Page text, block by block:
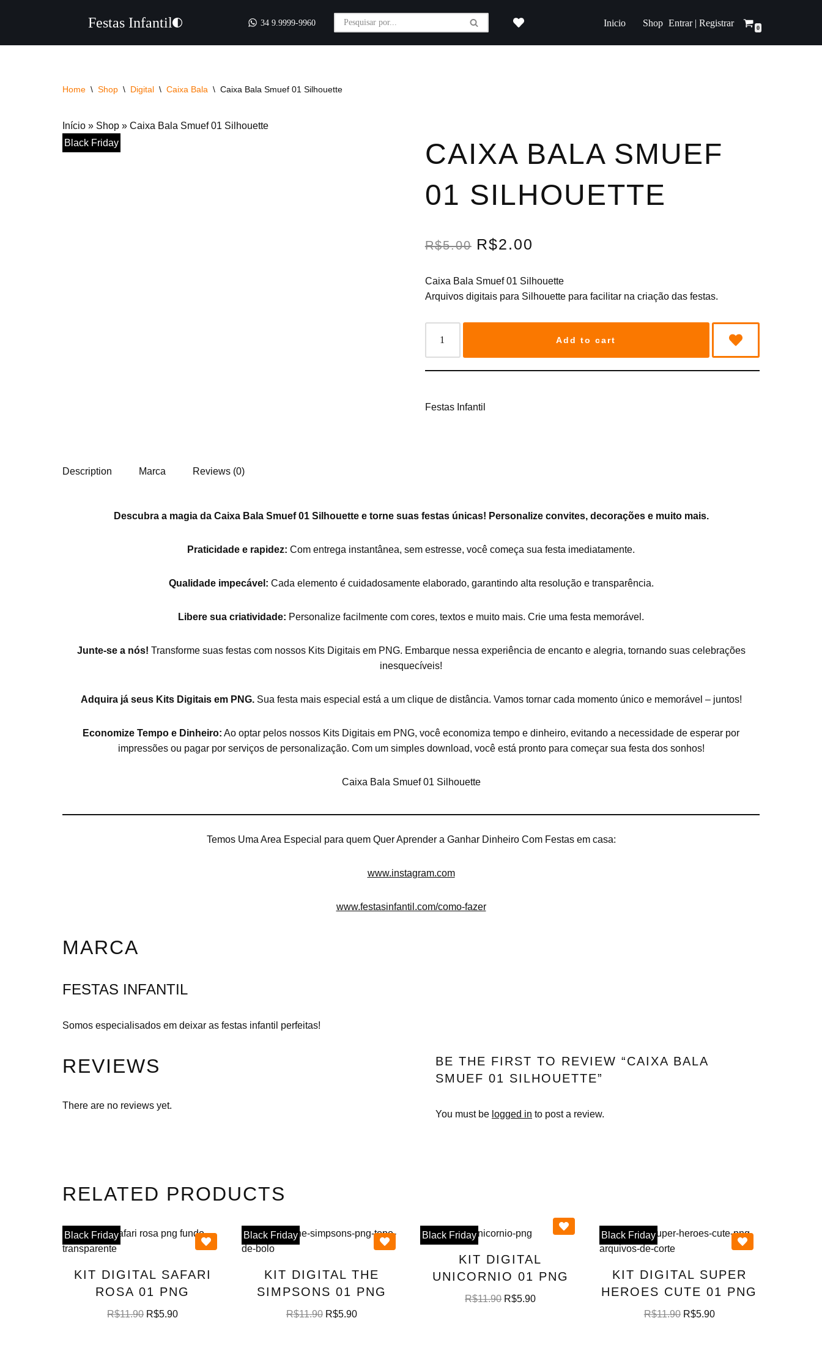
para
Festas Infantil 34 9.9999-9960 Inicio Shop Entrar | Registrar 0
Home \ Shop \ Digital \ Caixa Bala \ Caixa Bala Smuef 01 Silhouette
Início » Shop » Caixa Bala Smuef 01 Silhouette
Black Friday
CAIXA BALA SMUEF
01 SILHOUETTE
R$5.00 R$2.00
Caixa Bala Smuef 01 Silhouette
Arquivos digitais para Silhouette para facilitar na criação das festas.
Add to cart
Festas Infantil
Description Marca Reviews (0)
Descubra a magia da Caixa Bala Smuef 01 Silhouette e torne suas festas únicas! Personalize convites, decorações e muito mais.
Praticidade e rapidez: Com entrega instantânea, sem estresse, você começa sua festa imediatamente.
Qualidade impecável: Cada elemento é cuidadosamente elaborado, garantindo alta resolução e transparência.
Libere sua criatividade: Personalize facilmente com cores, textos e muito mais. Crie uma festa memorável.
Junte-se a nós! Transforme suas festas com nossos Kits Digitais em PNG. Embarque nessa experiência de encanto e alegria, tornando suas celebrações
inesquecíveis!
Adquira já seus Kits Digitais em PNG.Sua festa mais especial está a um clique de distância. Vamos tornar cada momento único e memorável – juntos!
Economize Tempo e Dinheiro: Ao optar pelos nossos Kits Digitais em PNG, você economiza tempo e dinheiro, evitando a necessidade de esperar por
impressões ou pagar por serviços de personalização. Com um simples download, você está pronto para começar sua festa dos sonhos!
Caixa Bala Smuef 01 Silhouette
Temos Uma Area Especial para quem Quer Aprender a Ganhar Dinheiro Com Festas em casa:
www.instagram.com
www.festasinfantil.com/como-fazer
MARCA
FESTAS INFANTIL
Somos especialisados em deixar as festas infantil perfeitas!
REVIEWS
There are no reviews yet.
BE THE FIRST TO REVIEW “CAIXA BALA
SMUEF 01 SILHOUETTE”
You must be logged in to post a review.
RELATED PRODUCTS
Black Friday
KIT DIGITAL SAFARI
ROSA 01 PNG
R$11.90 R$5.90
Black Friday
KIT DIGITAL THE
SIMPSONS 01 PNG
R$11.90 R$5.90
Black Friday
KIT DIGITAL
UNICORNIO 01 PNG
R$11.90 R$5.90
Black Friday
KIT DIGITAL SUPER
HEROES CUTE 01 PNG
R$11.90 R$5.90